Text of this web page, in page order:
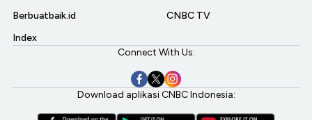
Berbuatbaik.id
Index
CNBC TV
Connect With Us:
Download aplikasi CNBC Indonesia: